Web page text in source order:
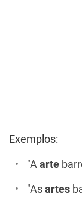
Exemplos:
"A arte
"As artes